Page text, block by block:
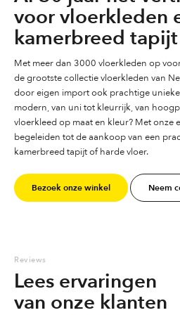
voor vloerkleden
kamerbreed tapijt
Met meer dan 3000 vloerkleden op
de grootste collectie vloerkleden van
door eigen import ook prachtige
modern, van uni tot kleurrijk, van
vloerkleed op maat en kleur? Met onze
begeleiden tot de aankoop van een
kamerbreed tapijt of harde vloer.
Bezoek onze winkel Neem
Reviews
Lees ervaringen
van onze klanten